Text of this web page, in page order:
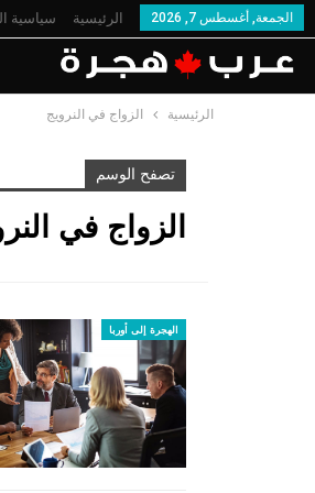
الجمعة, أغسطس 7, 2026 الرئيسية سياسية
الرئيسية الزواج في النرويج
تصفح الوسم
الزواج في
الهجرة إلى أوربا